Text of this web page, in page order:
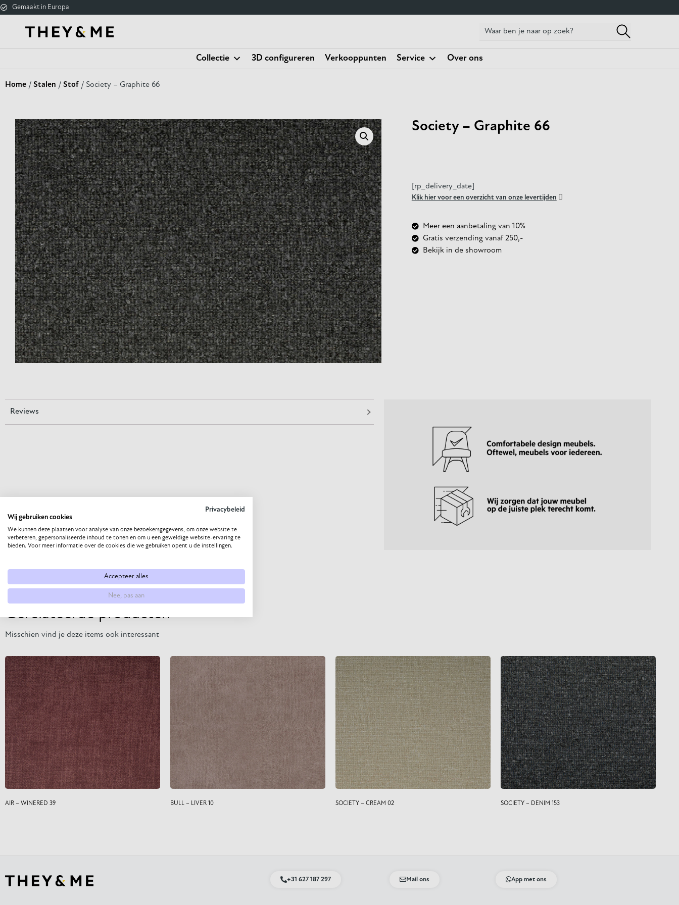
Gemaakt in Europa
Collectie 3D configureren Verkooppunten Service Over ons
Home / Stalen / Stof / Society – Graphite 66
Society – Graphite 66
[rp_delivery_date]
Klik hier voor een overzicht van onze levertijden 
Meer een aanbetaling van 10%
Gratis verzending vanaf 250,-
Bekijk in de showroom
Reviews
Gerelateerde producten
Misschien vind je deze items ook interessant
AIR – WINERED 39 BULL – LIVER 10 SOCIETY – CREAM 02 SOCIETY – DENIM 153
+31 627 187 297 Mail ons App met ons
Privacybeleid
Wij gebruiken cookies
We kunnen deze plaatsen voor analyse van onze bezoekersgegevens, om onze website te
verbeteren, gepersonaliseerde inhoud te tonen en om u een geweldige website-ervaring te
bieden. Voor meer informatie over de cookies die we gebruiken opent u de instellingen.
Accepteer alles
Nee, pas aan